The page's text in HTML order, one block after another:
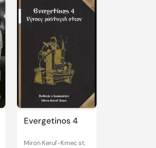
Evergetinos 4
Miron Keruľ-Kmec st.